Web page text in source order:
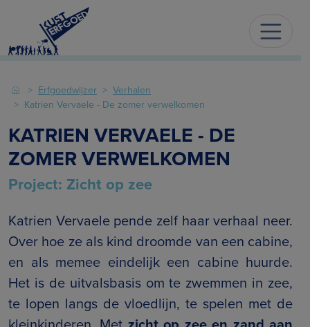
Erfgoedwijzer
Verhalen
Katrien Vervaele - De zomer verwelkomen
KATRIEN VERVAELE - DE
ZOMER VERWELKOMEN
Project: Zicht op zee
Katrien Vervaele pende zelf haar verhaal neer.
Over hoe ze als kind droomde van een cabine,
en als memee eindelijk een cabine huurde.
Het is de uitvalsbasis om te zwemmen in zee,
te lopen langs de vloedlijn, te spelen met de